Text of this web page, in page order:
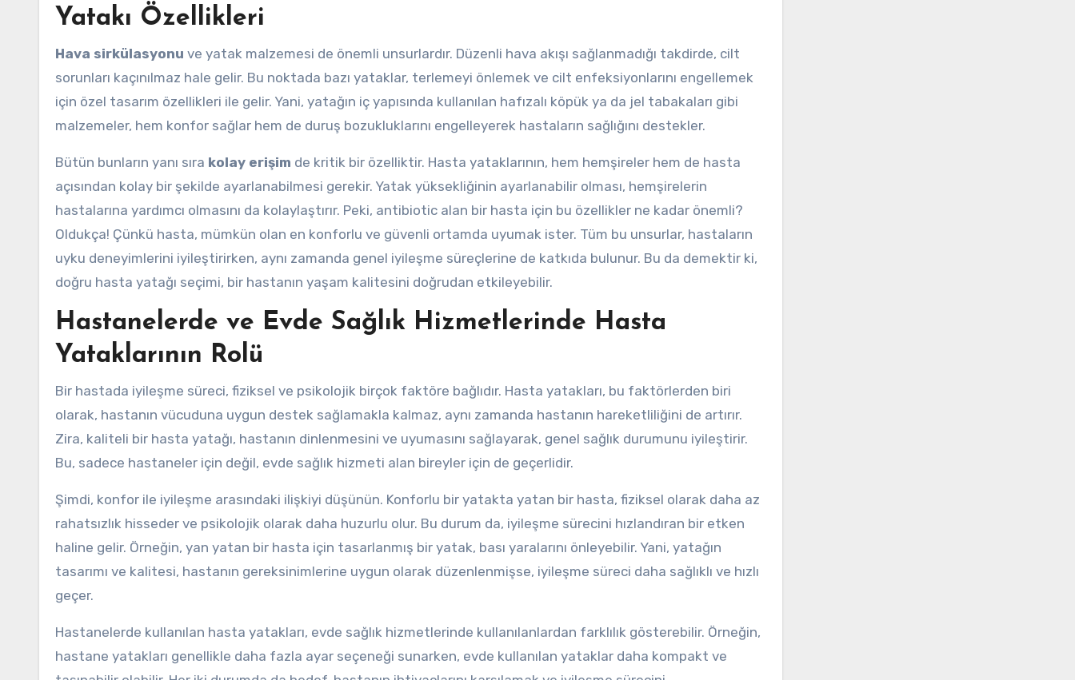
Yatakı Özellikleri
Hava sirkülasyonu ve yatak malzemesi de önemli unsurlardır. Düzenli hava akışı sağlanmadığı takdirde, cilt
sorunları kaçınılmaz hale gelir. Bu noktada bazı yataklar, terlemeyi önlemek ve cilt enfeksiyonlarını engellemek
için özel tasarım özellikleri ile gelir. Yani, yatağın iç yapısında kullanılan hafızalı köpük ya da jel tabakaları gibi
malzemeler, hem konfor sağlar hem de duruş bozukluklarını engelleyerek hastaların sağlığını destekler.
Bütün bunların yanı sıra kolay erişim de kritik bir özelliktir. Hasta yataklarının, hem hemşireler hem de hasta
açısından kolay bir şekilde ayarlanabilmesi gerekir. Yatak yüksekliğinin ayarlanabilir olması, hemşirelerin
hastalarına yardımcı olmasını da kolaylaştırır. Peki, antibiotic alan bir hasta için bu özellikler ne kadar önemli?
Oldukça! Çünkü hasta, mümkün olan en konforlu ve güvenli ortamda uyumak ister. Tüm bu unsurlar, hastaların
uyku deneyimlerini iyileştirirken, aynı zamanda genel iyileşme süreçlerine de katkıda bulunur. Bu da demektir ki,
doğru hasta yatağı seçimi, bir hastanın yaşam kalitesini doğrudan etkileyebilir.
Hastanelerde ve Evde Sağlık Hizmetlerinde Hasta
Yataklarının Rolü
Bir hastada iyileşme süreci, fiziksel ve psikolojik birçok faktöre bağlıdır. Hasta yatakları, bu faktörlerden biri
olarak, hastanın vücuduna uygun destek sağlamakla kalmaz, aynı zamanda hastanın hareketliliğini de artırır.
Zira, kaliteli bir hasta yatağı, hastanın dinlenmesini ve uyumasını sağlayarak, genel sağlık durumunu iyileştirir.
Bu, sadece hastaneler için değil, evde sağlık hizmeti alan bireyler için de geçerlidir.
Şimdi, konfor ile iyileşme arasındaki ilişkiyi düşünün. Konforlu bir yatakta yatan bir hasta, fiziksel olarak daha az
rahatsızlık hisseder ve psikolojik olarak daha huzurlu olur. Bu durum da, iyileşme sürecini hızlandıran bir etken
haline gelir. Örneğin, yan yatan bir hasta için tasarlanmış bir yatak, bası yaralarını önleyebilir. Yani, yatağın
tasarımı ve kalitesi, hastanın gereksinimlerine uygun olarak düzenlenmişse, iyileşme süreci daha sağlıklı ve hızlı
geçer.
Hastanelerde kullanılan hasta yatakları, evde sağlık hizmetlerinde kullanılanlardan farklılık gösterebilir. Örneğin,
hastane yatakları genellikle daha fazla ayar seçeneği sunarken, evde kullanılan yataklar daha kompakt ve